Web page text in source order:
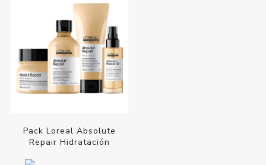
Pack Loreal Absolute
Repair Hidratación